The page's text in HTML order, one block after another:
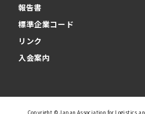
報告書
標準企業コード
リンク
入会案内
Copyright © Japan Association for Logistics